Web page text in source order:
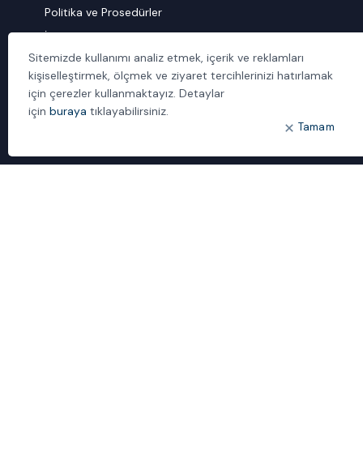
Politika ve Prosedürler
İletişim
ÖNE ÇIKANLAR
Bulut Dönüşümü
Sitemizde kullanımı analiz etmek, içerik ve reklamları
kişiselleştirmek, ölçmek ve ziyaret tercihlerinizi hatırlamak
için çerezler kullanmaktayız. Detaylar
için buraya tıklayabilirsiniz.
Tamam